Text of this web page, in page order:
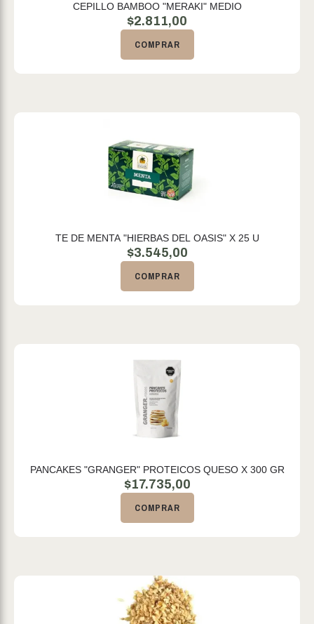
CEPILLO BAMBOO "MERAKI" MEDIO
$2.811,00
COMPRAR
TE DE MENTA "HIERBAS DEL OASIS" X 25 U
$3.545,00
COMPRAR
PANCAKES "GRANGER" PROTEICOS QUESO X 300 GR
$17.735,00
COMPRAR